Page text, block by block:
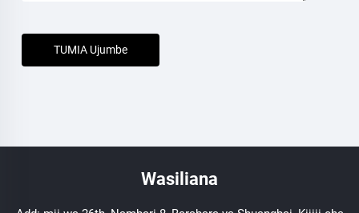
TUMIA Ujumbe
Wasiliana